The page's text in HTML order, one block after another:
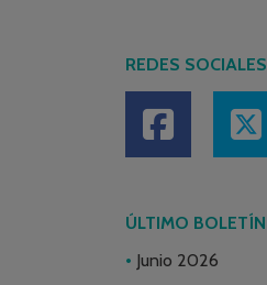
REDES SOCIALES
ÚLTIMO BOLETÍN
Junio 2026